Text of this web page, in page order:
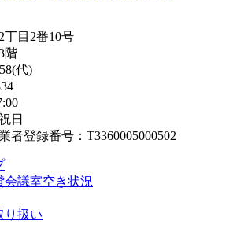
丁目2番10号
階
代)
日
者登録番号：T3360005000502
会議室空き状況
り扱い